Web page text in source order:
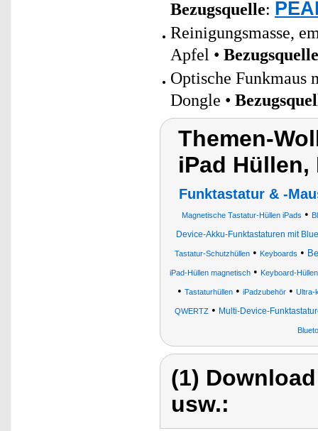
Bezugsquelle:
Reinigungsmasse,
Apfel • Bezugsquelle
Optische Funkmaus
Dongle •
Themen-
iPad
Funktastatur & -
Magnetische Tastatur-Hüllen iPads •
Device-Akku-Funktastaturen mit
Tastatur-Schutzhüllen• Keyboards •
iPad-Hüllen magnetisch • Keyboard-Hüllen
• Tastaturhüllen • iPadzubehör • Ultra-
QWERTZ • Multi-Device-
(1)
usw.: